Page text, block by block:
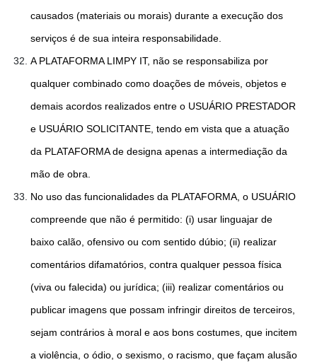
causados (materiais ou morais) durante a execução dos
serviços é de sua inteira responsabilidade.
A PLATAFORMA LIMPY IT, não se responsabiliza por
qualquer combinado como doações de móveis, objetos e
demais acordos realizados entre o USUÁRIO PRESTADOR
e USUÁRIO SOLICITANTE, tendo em vista que a atuação
da PLATAFORMA de designa apenas a intermediação da
mão de obra.
No uso das funcionalidades da PLATAFORMA, o USUÁRIO
compreende que não é permitido: (i) usar linguajar de
baixo calão, ofensivo ou com sentido dúbio; (ii) realizar
comentários difamatórios, contra qualquer pessoa física
(viva ou falecida) ou jurídica; (iii) realizar comentários ou
publicar imagens que possam infringir direitos de terceiros,
sejam contrários à moral e aos bons costumes, que incitem
a violência, o ódio, o sexismo, o racismo, que façam alusão